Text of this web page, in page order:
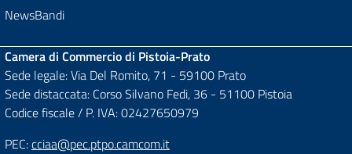
NewsBandi
Camera di Commercio di Pistoia-Prato
Sede legale: Via Del Romito, 71 - 59100 Prato
Sede distaccata: Corso Silvano Fedi, 36 - 51100 Pistoia
Codice fiscale / P. IVA: 02427650979
PEC:cciaa@pec.ptpo.camcom.it